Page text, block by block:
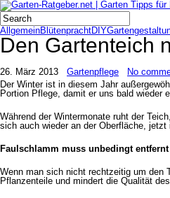
AllgemeinBlütenprachtDIY
Den Gartenteich
26. März 2013 Gartenpflege
No
Der Winter ist in diesem Jahr
Portion Pflege, damit er uns bald wieder
Während der Wintermonate ruht der
sich auch wieder an der Oberfläche,
Faulschlamm muss unbedingt
Wenn man sich nicht rechtzeitig um den
Pflanzenteile und mindert die Qualität